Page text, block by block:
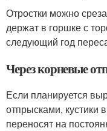
Отростки можно
держат в горшке с
следующий год
Через корневые
Если планируется
отпрысками, кустики
переносят на